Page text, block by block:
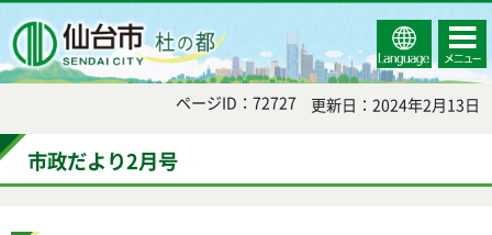
Select
Language
コンテ
ンツメ
ニュー
ページID：72727 更新日：2024年2月13日
市政だより2月号